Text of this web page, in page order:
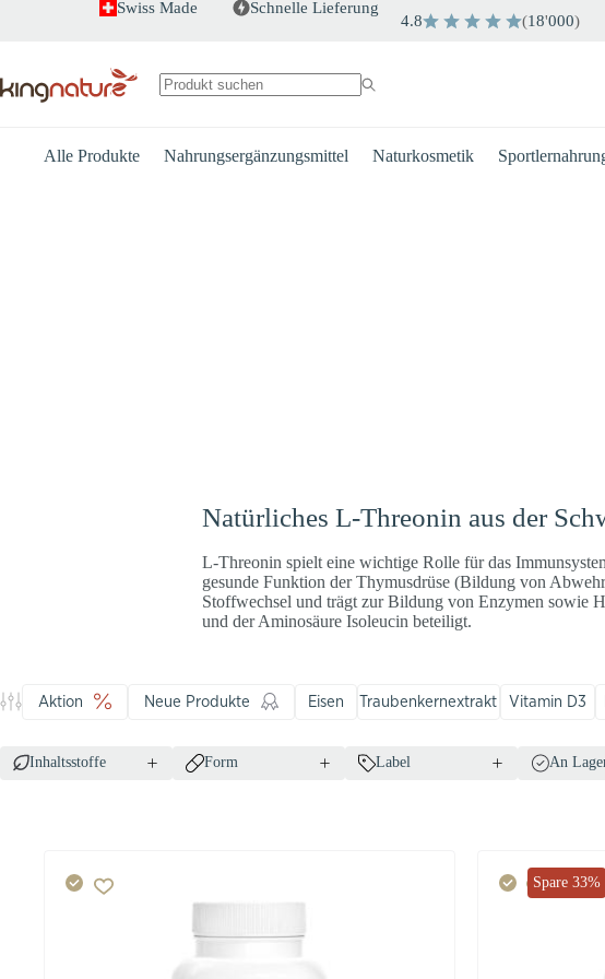
Swiss Made Schnelle Lieferung
4.8 (18'000)
Alle Produkte Nahrungsergänzungsmittel Naturkosmetik
Natürliches L-Threonin aus der
L-Threonin spielt eine wichtige Rolle für das
gesunde Funktion der Thymusdrüse (Bildung von
Stoffwechsel und trägt zur Bildung von Enzymen sowie
und der Aminosäure Isoleucin beteiligt.
Aktion Neue Produkte Eisen Traubenkernextrakt Vitamin D3
Inhaltsstoffe Form Label An
Spare 33%